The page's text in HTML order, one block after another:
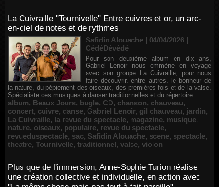
La Cuivraille "Tournivelle" Entre cuivres et or, un arc-
en-ciel de notes et de rythmes
Safidin Alouache | 04/04/2026 |
CédéDévédé
Pour son deuxième album en dix ans,
Gabriel Lenoir nous emmène en voyage
avec son groupe La Cuivraille, pour nous
faire découvrir, entre autres, le bonheur de
la nature, du pépiement des oiseaux, des premières fois et de la valse.
Spécialiste des musiques à danser traditionnelles et du répertoire...
album, Beaux Jours, bugle, CD, chanson, chauveau,
concert, cuivre, danse, Gabriel Lenoir, gil chauveau, jardin,
La Cuivraille, la revue du spectacle, magazine, musique,
nature, oiseaux, populaire, revue du spectacle,
revueduspectacle, sac, Safidin Alouache, scene, spectacle,
theatre, Tournivelle, traditionnel, valse, violon
Plus que de l'immersion, Anne-Sophie Turion réalise
une création collective et individuelle, en action avec